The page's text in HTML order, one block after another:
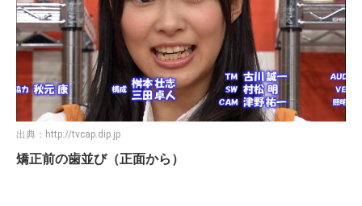
出典： http://tvcap.dip.jp
矯正前の歯並び（正面から）